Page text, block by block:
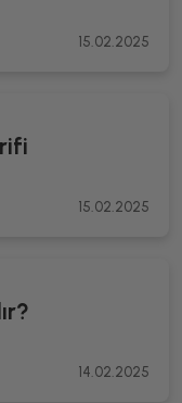
15.02.2025
15.02.2025
14.02.2025